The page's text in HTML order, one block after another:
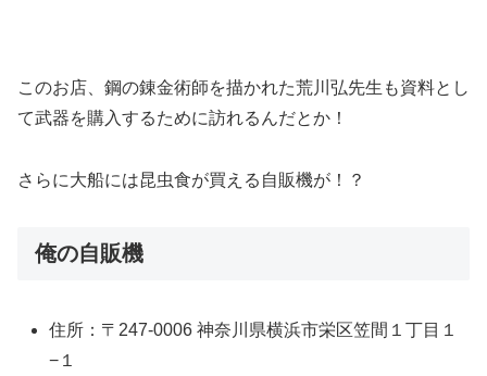
このお店、鋼の錬金術師を描かれた荒川弘先生も資料とし
て武器を購入するために訪れるんだとか！
さらに大船には昆虫食が買える自販機が！？
俺の自販機
住所：〒247-0006 神奈川県横浜市栄区笠間１丁目１
−１